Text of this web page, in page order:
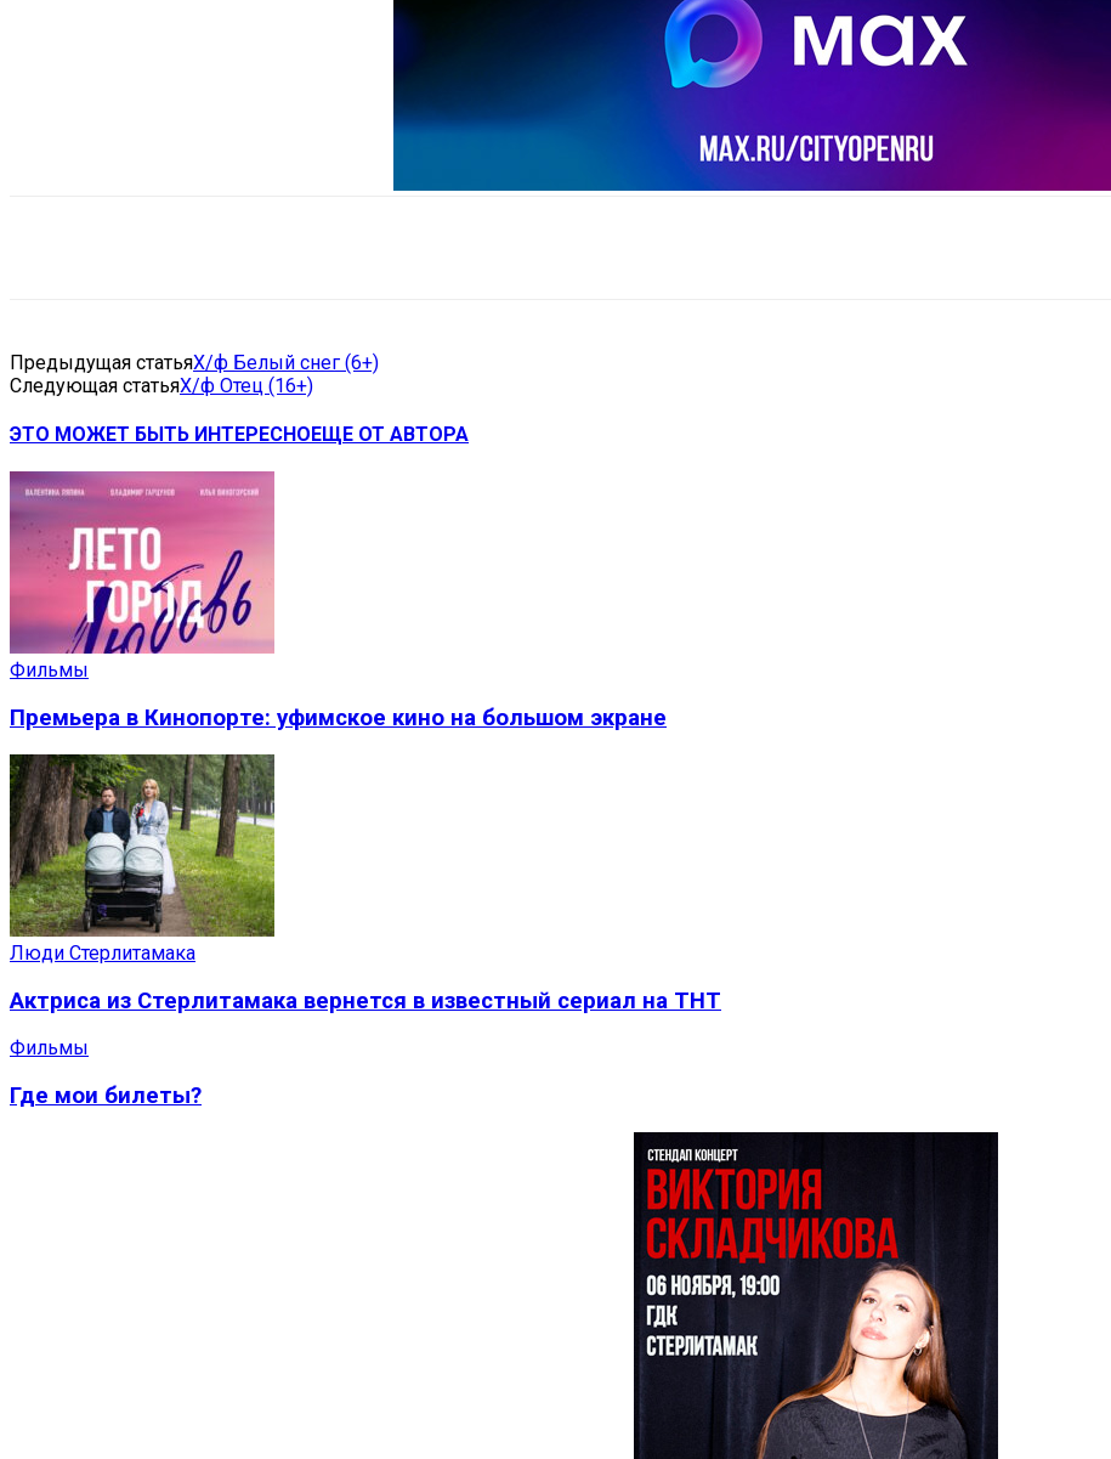
Предыдущая статьяХ/ф Белый снег (6+)
Следующая статьяХ/ф Отец (16+)
ЭТО МОЖЕТ БЫТЬ ИНТЕРЕСНОЕЩЕ ОТ АВТОРА
Фильмы
Премьера в Кинопорте: уфимское кино на большом экране
Люди Стерлитамака
Актриса из Стерлитамака вернется в известный сериал на ТНТ
Фильмы
Где мои билеты?